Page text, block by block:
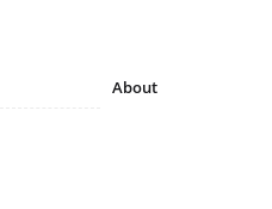
About